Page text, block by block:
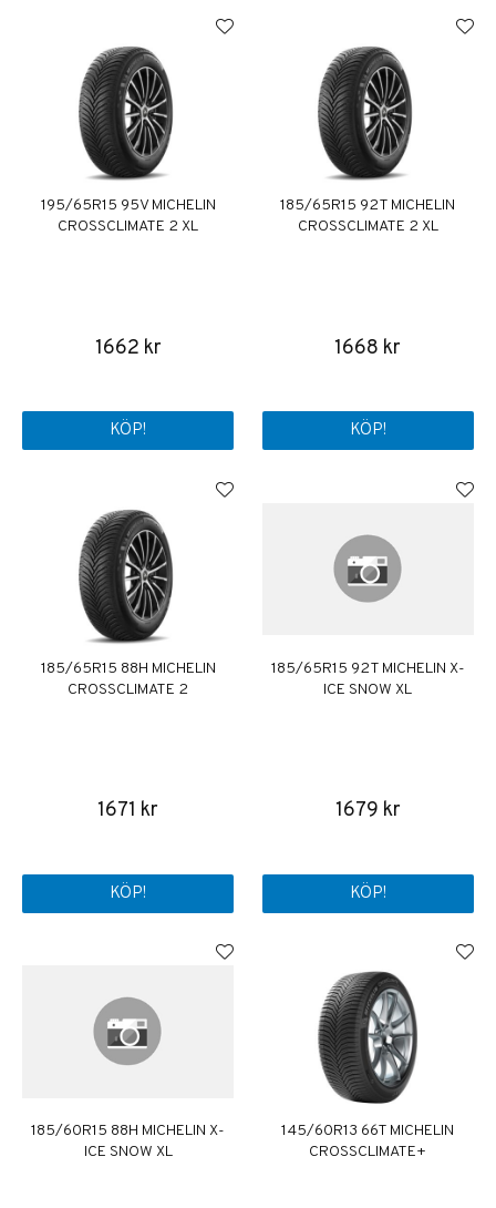
195/65R15 95V MICHELIN
CROSSCLIMATE 2 XL
1662 kr
KÖP!
185/65R15 92T MICHELIN
CROSSCLIMATE 2 XL
1668 kr
KÖP!
185/65R15 88H MICHELIN
CROSSCLIMATE 2
1671 kr
KÖP!
185/65R15 92T MICHELIN X-
ICE SNOW XL
1679 kr
KÖP!
185/60R15 88H MICHELIN X-
ICE SNOW XL
145/60R13 66T MICHELIN
CROSSCLIMATE+